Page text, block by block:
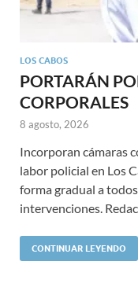
LOS CABOS
PORTARÁN
CORPORALES
8 agosto, 2026
Incorporan cámaras
labor policial en Los
forma gradual a
intervenciones.
CONTINUAR LEYENDO